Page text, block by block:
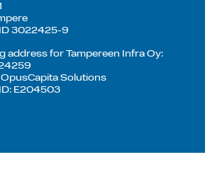
3022425-9
address for Tampereen Infra Oy:
Solutions
E204503